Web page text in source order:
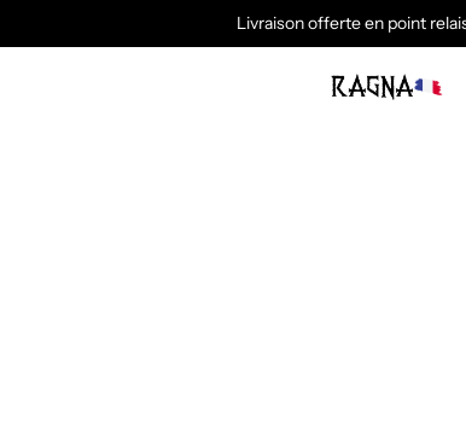
Livraison offerte en point